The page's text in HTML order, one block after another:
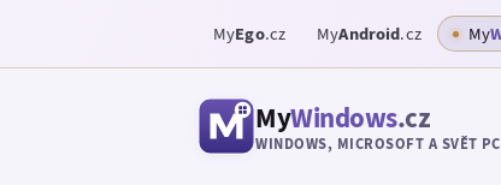
MyEgo.cz MyAndroid.cz My
MyWindows.cz
WINDOWS, MICROSOFT A SVĚT PC